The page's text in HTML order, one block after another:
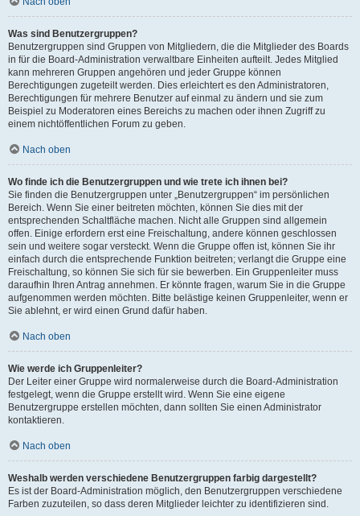
Was sind Benutzergruppen?
Benutzergruppen sind Gruppen von Mitgliedern, die die Mitglieder des Boards
in für die Board-Administration verwaltbare Einheiten aufteilt. Jedes Mitglied
kann mehreren Gruppen angehören und jeder Gruppe können
Berechtigungen zugeteilt werden. Dies erleichtert es den Administratoren,
Berechtigungen für mehrere Benutzer auf einmal zu ändern und sie zum
Beispiel zu Moderatoren eines Bereichs zu machen oder ihnen Zugriff zu
einem nichtöffentlichen Forum zu geben.
Nach oben
Wo finde ich die Benutzergruppen und wie trete ich ihnen bei?
Sie finden die Benutzergruppen unter „Benutzergruppen“ im persönlichen
Bereich. Wenn Sie einer beitreten möchten, können Sie dies mit der
entsprechenden Schaltfläche machen. Nicht alle Gruppen sind allgemein
offen. Einige erfordern erst eine Freischaltung, andere können geschlossen
sein und weitere sogar versteckt. Wenn die Gruppe offen ist, können Sie ihr
einfach durch die entsprechende Funktion beitreten; verlangt die Gruppe eine
Freischaltung, so können Sie sich für sie bewerben. Ein Gruppenleiter muss
daraufhin Ihren Antrag annehmen. Er könnte fragen, warum Sie in die Gruppe
aufgenommen werden möchten. Bitte belästige keinen Gruppenleiter, wenn er
Sie ablehnt, er wird einen Grund dafür haben.
Nach oben
Wie werde ich Gruppenleiter?
Der Leiter einer Gruppe wird normalerweise durch die Board-Administration
festgelegt, wenn die Gruppe erstellt wird. Wenn Sie eine eigene
Benutzergruppe erstellen möchten, dann sollten Sie einen Administrator
kontaktieren.
Nach oben
Weshalb werden verschiedene Benutzergruppen farbig dargestellt?
Es ist der Board-Administration möglich, den Benutzergruppen verschiedene
Farben zuzuteilen, so dass deren Mitglieder leichter zu identifizieren sind.